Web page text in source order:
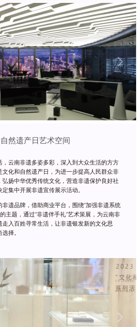
Next
然遗产日艺术空间
云南非遗多姿多彩，深入到大众生活的方方
化和自然遗产日，为进一步提高人民群众非
扬中华优秀传统文化，营造非遗保护良好社
集中开展非遗宣传展示活动。
遗品牌，借助商业平台，围绕“加强非遗系统
主题，通过“非遗伴手礼”艺术策展，为云南非
入百姓寻常生活，让非遗银发新的文化思
择。
Next